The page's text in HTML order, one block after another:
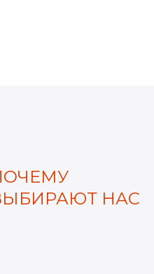
НАС